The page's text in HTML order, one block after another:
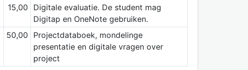
15,00
Digitale evaluatie. De student mag
Digitap en OneNote gebruiken.
50,00
Projectdataboek, mondelinge
presentatie en digitale vragen over
project